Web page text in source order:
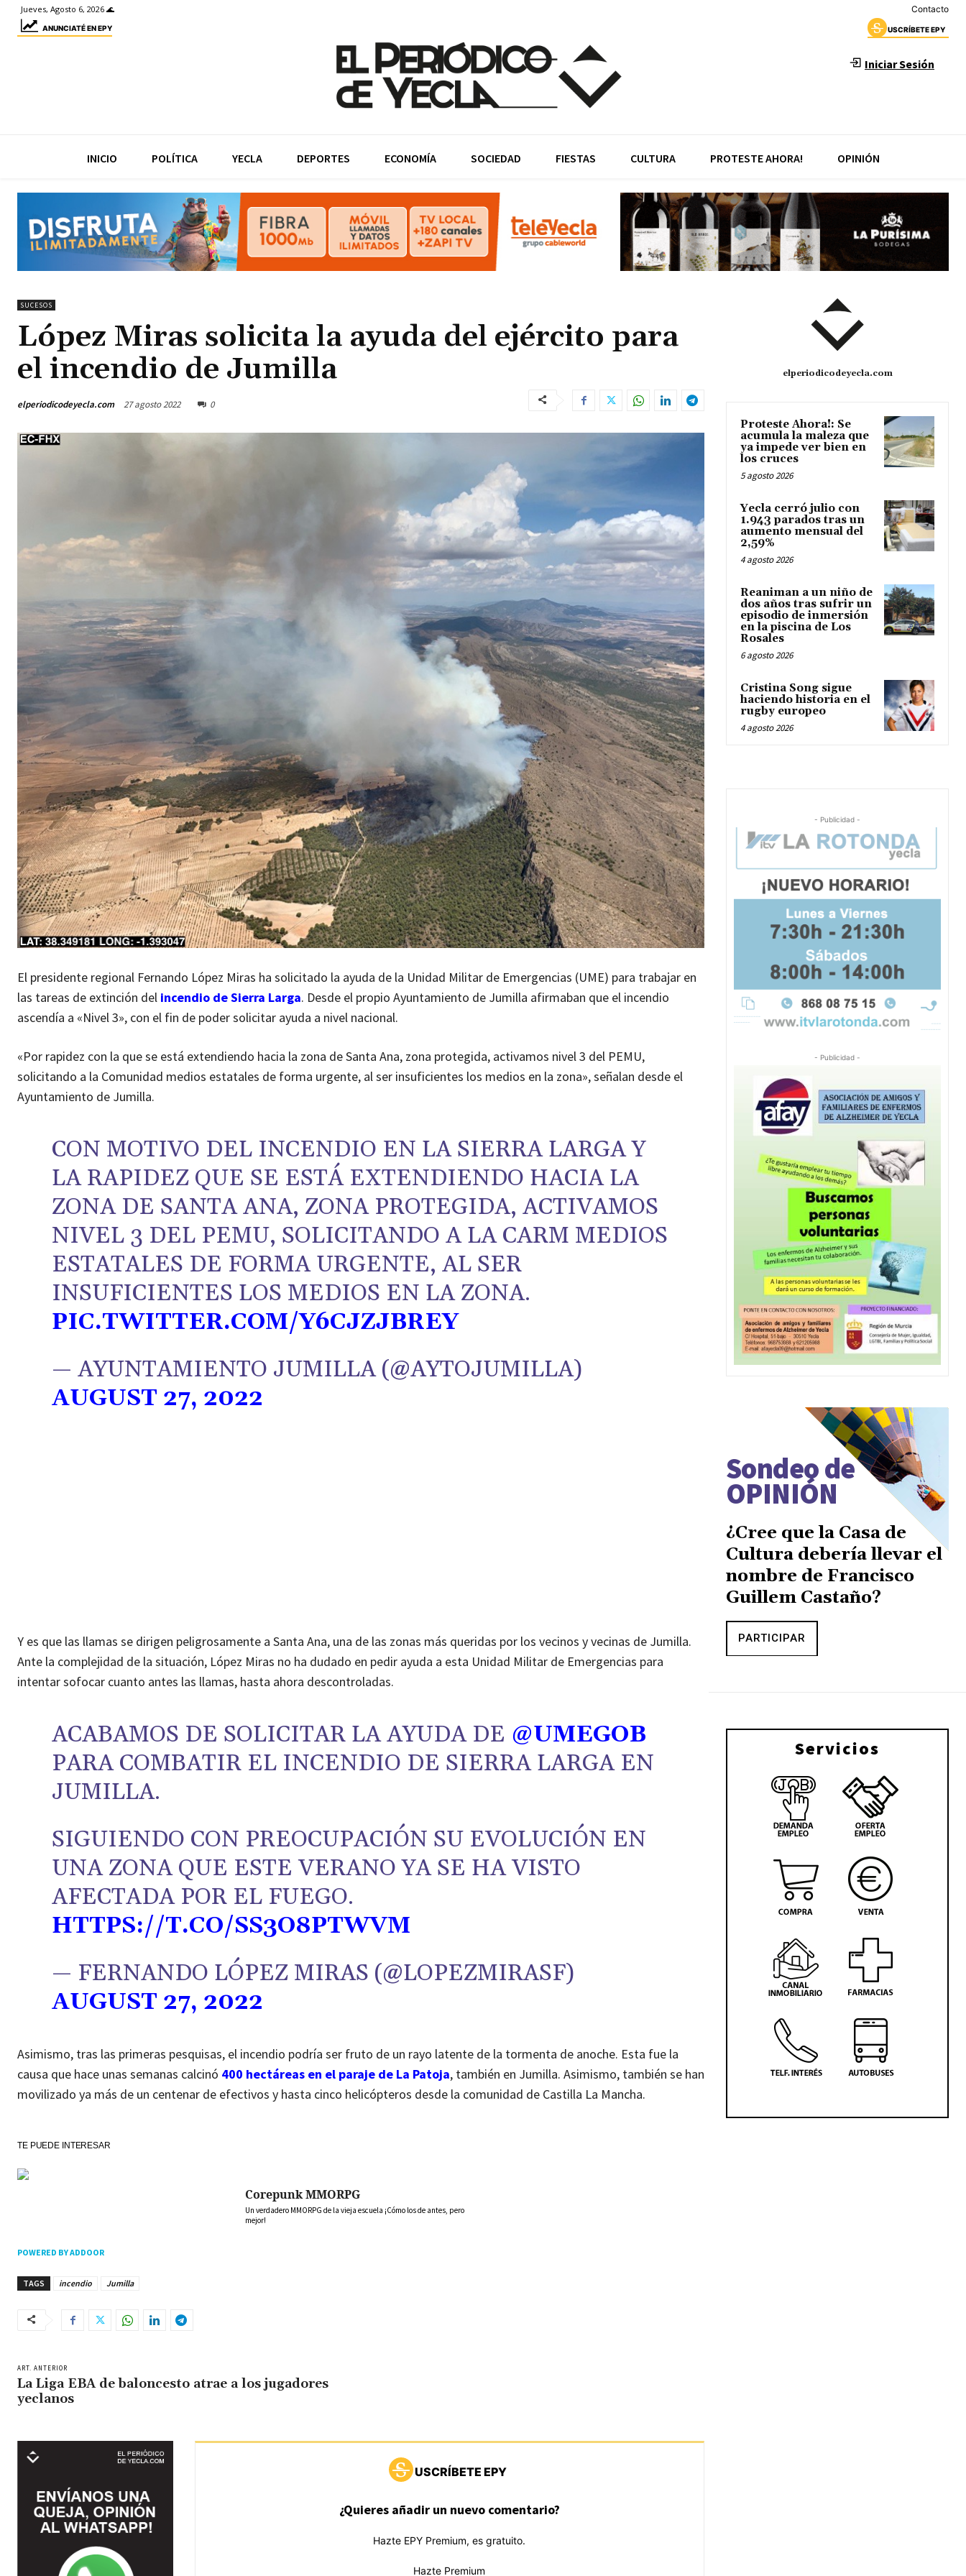
Jueves, Agosto 6, 2026 🌊 Contacto
ANUNCIATÉ EN EPY USCRÍBETE EPY
Iniciar Sesión
INICIO POLÍTICA YECLA DEPORTES ECONOMÍA SOCIEDAD FIESTAS CULTURA PROTESTE AHORA! OPINIÓN
SUCESOS
López Miras solicita la ayuda del ejército para
el incendio de Jumilla
elperiodicodeyecla.com 27 agosto 2022 0
El presidente regional Fernando López Miras ha solicitado la ayuda de la Unidad Militar de Emergencias (UME) para trabajar en
las tareas de extinción del incendio de Sierra Larga. Desde el propio Ayuntamiento de Jumilla afirmaban que el incendio
ascendía a «Nivel 3», con el fin de poder solicitar ayuda a nivel nacional.
«Por rapidez con la que se está extendiendo hacia la zona de Santa Ana, zona protegida, activamos nivel 3 del PEMU,
solicitando a la Comunidad medios estatales de forma urgente, al ser insuficientes los medios en la zona», señalan desde el
Ayuntamiento de Jumilla.
CON MOTIVO DEL INCENDIO EN LA SIERRA LARGA Y
LA RAPIDEZ QUE SE ESTÁ EXTENDIENDO HACIA LA
ZONA DE SANTA ANA, ZONA PROTEGIDA, ACTIVAMOS
NIVEL 3 DEL PEMU, SOLICITANDO A LA CARM MEDIOS
ESTATALES DE FORMA URGENTE, AL SER
INSUFICIENTES LOS MEDIOS EN LA ZONA.
PIC.TWITTER.COM/Y6CJZJBREY
— AYUNTAMIENTO JUMILLA (@AYTOJUMILLA)
AUGUST 27, 2022
Y es que las llamas se dirigen peligrosamente a Santa Ana, una de las zonas más queridas por los vecinos y vecinas de Jumilla.
Ante la complejidad de la situación, López Miras no ha dudado en pedir ayuda a esta Unidad Militar de Emergencias para
intentar sofocar cuanto antes las llamas, hasta ahora descontroladas.
ACABAMOS DE SOLICITAR LA AYUDA DE @UMEGOB
PARA COMBATIR EL INCENDIO DE SIERRA LARGA EN
JUMILLA.
SIGUIENDO CON PREOCUPACIÓN SU EVOLUCIÓN EN
UNA ZONA QUE ESTE VERANO YA SE HA VISTO
AFECTADA POR EL FUEGO.
HTTPS://T.CO/SS3O8PTWVM
— FERNANDO LÓPEZ MIRAS (@LOPEZMIRASF)
AUGUST 27, 2022
Asimismo, tras las primeras pesquisas, el incendio podría ser fruto de un rayo latente de la tormenta de anoche. Esta fue la
causa que hace unas semanas calcinó 400 hectáreas en el paraje de La Patoja, también en Jumilla. Asimismo, también se han
movilizado ya más de un centenar de efectivos y hasta cinco helicópteros desde la comunidad de Castilla La Mancha.
TE PUEDE INTERESAR
Corepunk MMORPG
Un verdadero MMORPG de la vieja escuela ¡Cómo los de antes, pero
mejor!
POWERED BY ADDOOR
TAGS incendio Jumilla
ART. ANTERIOR
La Liga EBA de baloncesto atrae a los jugadores
yeclanos
USCRÍBETE EPY
¿Quieres añadir un nuevo comentario?
Hazte EPY Premium, es gratuito.
Hazte Premium
elperiodicodeyecla.com
Proteste Ahora!: Se
acumula la maleza que
ya impede ver bien en
los cruces
5 agosto 2026
Yecla cerró julio con
1.943 parados tras un
aumento mensual del
2,59%
4 agosto 2026
Reaniman a un niño de
dos años tras sufrir un
episodio de inmersión
en la piscina de Los
Rosales
6 agosto 2026
Cristina Song sigue
haciendo historia en el
rugby europeo
4 agosto 2026
- Publicidad -
- Publicidad -
Sondeo de
OPINIÓN
¿Cree que la Casa de
Cultura debería llevar el
nombre de Francisco
Guillem Castaño?
PARTICIPAR
Servicios